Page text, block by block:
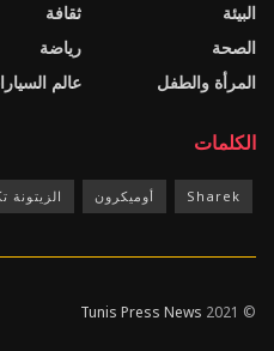
البيئة
الصحة
المرأة والطفل
ثقافة
رياضة
عالم
الكلمات
Sharek أوميكرون الزيتونة
© 2021
Tunis Press News